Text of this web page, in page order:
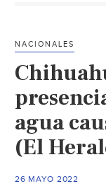
NACIONALES
agua
(El
26 MAYO 2022